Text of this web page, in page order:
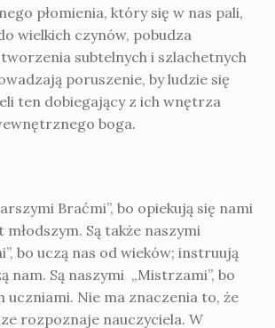
płomienia, który się w nas pali,
wielkich czynów, pobudza
subtelnych i szlachetnych
poruszenie, by ludzie się
ten dobiegający z ich wnętrza
boga.
Braćmi”, bo opiekują się nami
Są także naszymi
bo uczą nas od wieków; instruują
nam. Są naszymi „Mistrzami”, bo
uczniami. Nie ma znaczenia to, że
rozpoznaje nauczyciela. W